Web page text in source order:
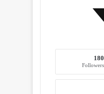
180
Followers